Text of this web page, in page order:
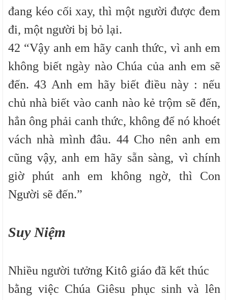
đang kéo cối xay, thì một người được đem
đi, một người bị bỏ lại.
42 “Vậy anh em hãy canh thức, vì anh em
không biết ngày nào Chúa của anh em sẽ
đến. 43 Anh em hãy biết điều này : nếu
chủ nhà biết vào canh nào kẻ trộm sẽ đến,
hẳn ông phải canh thức, không để nó khoét
vách nhà mình đâu. 44 Cho nên anh em
cũng vậy, anh em hãy sẵn sàng, vì chính
giờ phút anh em không ngờ, thì Con
Người sẽ đến.”
Suy Niệm
Nhiều người tưởng Kitô giáo đã kết thúc
bằng việc Chúa Giêsu phục sinh và lên